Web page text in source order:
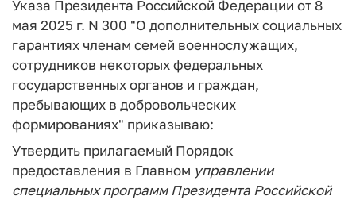
Указа Президента Российской Федерации от 8
мая 2025 г. N 300 "О дополнительных социальных
гарантиях членам семей военнослужащих,
сотрудников некоторых федеральных
государственных органов и граждан,
пребывающих в добровольческих
формированиях" приказываю:
Утвердить прилагаемый Порядок
предоставления в Главном управлении
специальных программ Президента Российской